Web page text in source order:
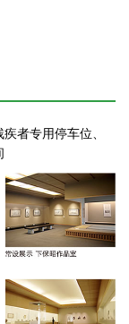
者专用停车位、